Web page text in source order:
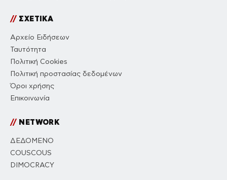
//ΣΧΕΤΙΚΑ
Αρχείο Ειδήσεων
Ταυτότητα
Πολιτική Cookies
Πολιτική προστασίας δεδομένων
Όροι χρήσης
Επικοινωνία
//NETWORK
ΔΕΔΟΜΕΝΟ
COUSCOUS
DIMOCRACY